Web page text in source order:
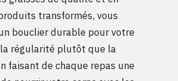
transformés, vous
bouclier durable pour votre
régularité plutôt que la
faisant de chaque repas une